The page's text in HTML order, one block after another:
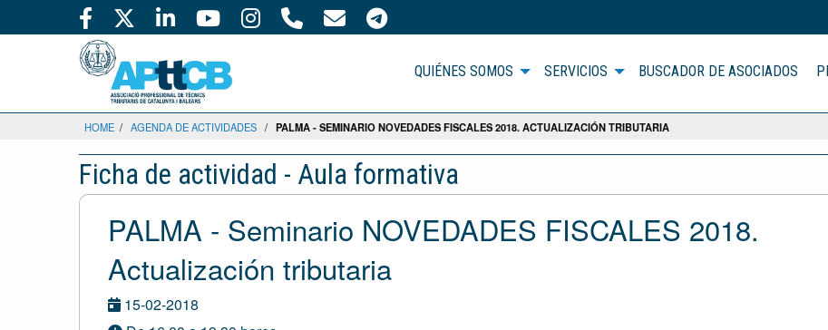
QUIÉNES SOMOS SERVICIOS BUSCADOR DE ASOCIADOS
HOME / AGENDA DE ACTIVIDADES / PALMA - SEMINARIO NOVEDADES FISCALES 2018. ACTUALIZACIÓN TRIBUTARIA
Ficha de actividad - Aula formativa
PALMA - Seminario NOVEDADES FISCALES 2018.
Actualización tributaria
15-02-2018